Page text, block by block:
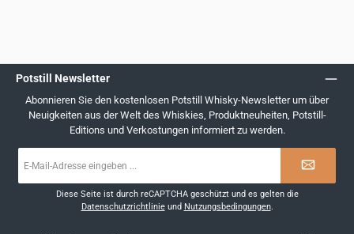
Potstill Newsletter
Abonnieren Sie den kostenlosen Potstill Whisky-Newsletter um über
Neuigkeiten aus der Welt des Whiskies, Produktneuheiten, Potstill-
Editions und Verkostungen informiert zu werden.
Mail-
Diese Seite ist durch reCAPTCHA geschützt und es gelten die
Datenschutzrichtlinieund Nutzungsbedingungen.